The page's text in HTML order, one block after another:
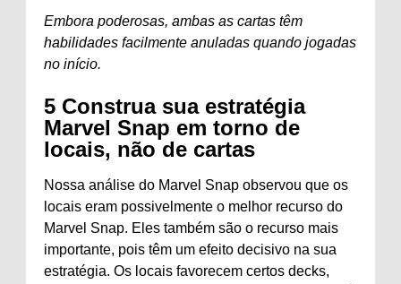
Embora poderosas, ambas as cartas têm
habilidades facilmente anuladas quando jogadas
no início.
5 Construa sua estratégia
Marvel Snap em torno de
locais, não de cartas
Nossa análise do Marvel Snap observou que os
locais eram possivelmente o melhor recurso do
Marvel Snap. Eles também são o recurso mais
importante, pois têm um efeito decisivo na sua
estratégia. Os locais favorecem certos decks,